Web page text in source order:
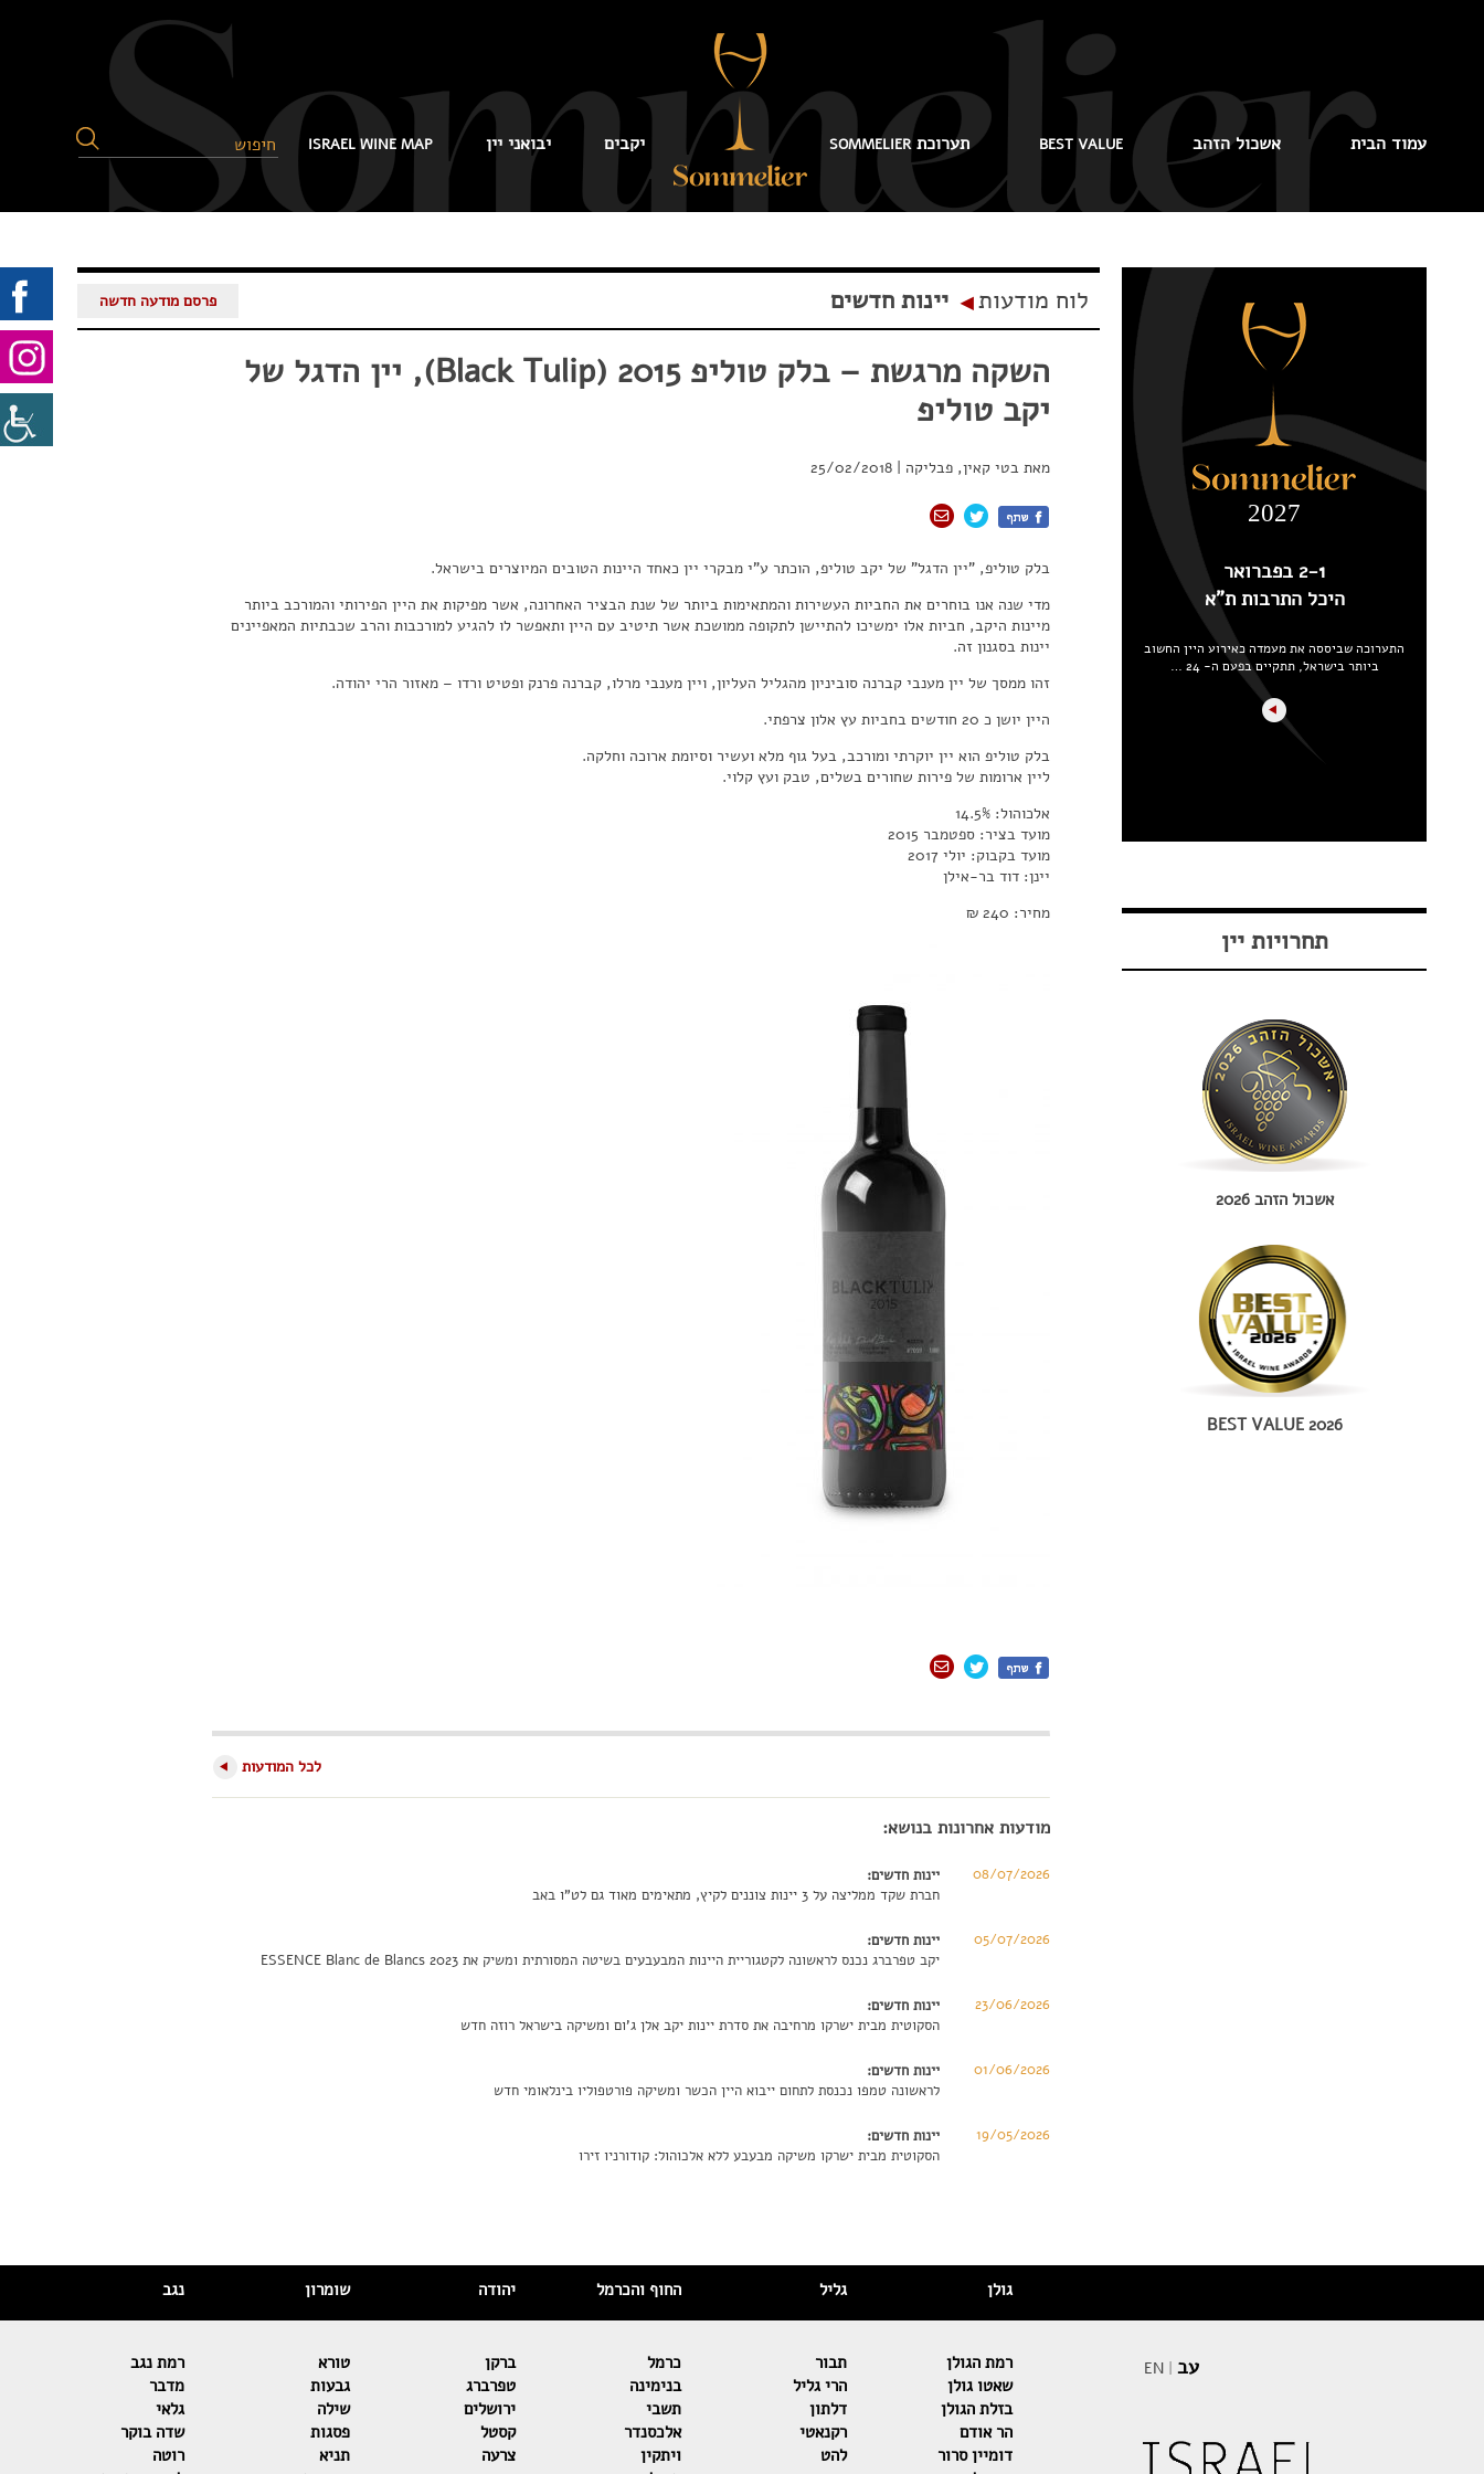
עמוד הבית אשכול הזהב BEST VALUE תערוכתSOMMELIER יקבים יבואני יין ISRAEL WINE MAP
לוח מודעות◂ יינות חדשים פרסם מודעה חדשה
השקה מרגשת – בלק טוליפ Black Tulip) 2015), יין הדגל של
יקב טוליפ
מאת בטי קאין, פבליקה |
25/02/2018
בלק טוליפ, "יין הדגל" של יקב טוליפ, הוכתר ע"י מבקרי יין כאחד היינות הטובים המיוצרים בישראל.
מדי שנה אנו בוחרים את החביות העשירות והמתאימות ביותר של שנת הבציר האחרונה, אשר מפיקות את היין הפירותי והמורכב ביותר
מיינות היקב, חביות אלו ימשיכו להתיישן לתקופה ממושכת אשר תיטיב עם היין ותאפשר לו להגיע למורכבות והרב שכבתיות המאפיינים
יינות בסגנון זה.
זהו ממסך של יין מענבי קברנה סוביניון מהגליל העליון, ויין מענבי מרלו, קברנה פרנק ופטיט ורדו – מאזור הרי יהודה.
היין יושן כ 20 חודשים בחביות עץ אלון צרפתי.
בלק טוליפ הוא יין יוקרתי ומורכב, בעל גוף מלא ועשיר וסיומת ארוכה וחלקה.
ליין ארומות של פירות שחורים בשלים, טבק ועץ קלוי.
אלכוהול: 14.5%
מועד בציר: ספטמבר 2015
מועד בקבוק: יולי 2017
יינן: דוד בר-אילן
מחיר: 240 ₪
לכל המודעות
מודעות אחרונות בנושא:
08/07/2026
יינות חדשים:
חברת שקד ממליצה על 3 יינות צוננים לקיץ, מתאימים מאוד גם לט"ו באב
05/07/2026
יינות חדשים:
יקב טפרברג נכנס לראשונה לקטגוריית היינות המבעבעים בשיטה המסורתית ומשיק את ESSENCE Blanc de Blancs 2023
23/06/2026
יינות חדשים:
הסקוטית מבית ישרקו מרחיבה את סדרת יינות יקב אלן ג'ום ומשיקה בישראל רוזה חדש
01/06/2026
יינות חדשים:
לראשונה טמפו נכנסת לתחום ייבוא היין הכשר ומשיקה פורטפוליו בינלאומי חדש
19/05/2026
יינות חדשים:
הסקוטית מבית ישרקו משיקה מבעבע ללא אלכוהול: קודורניו זירו
2027
2-1 בפברואר
היכל התרבות ת"א
התערוכה שביססה את מעמדה כאירוע היין החשוב
ביותר בישראל, תתקיים בפעם ה- 24 …
תחרויות יין
אשכול הזהב 2026
BEST VALUE 2026
עב EN
גולן
רמת הגולן
שאטו גולן
בזלת הגולן
הר אודם
דומיין סרור
גליל
תבור
הרי גליל
דלתון
רקנאטי
להט
החוף והכרמל
כרמל
בנימינה
תשבי
אלכסנדר
ויתקין
יהודה
ברקן
טפרברג
ירושלים
קסטל
צרעה
שומרון
טורא
גבעות
שילה
פסגות
תניא
נגב
רמת נגב
מדבר
גלאי
שדה בוקר
רוטה